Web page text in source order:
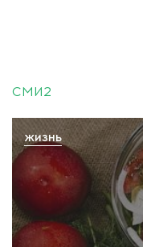
СМИ2
ЖИЗНЬ